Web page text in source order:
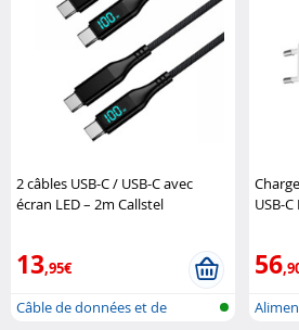
2 câbles USB-C / USB-C avec
écran LED – 2m Callstel
13,95€
Câble de données et de
USB-
56